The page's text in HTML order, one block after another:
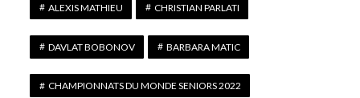
ALEXIS MATHIEU CHRISTIAN PARLATI
DAVLAT BOBONOV BARBARA MATIC
CHAMPIONNATS DU MONDE SENIORS 2022